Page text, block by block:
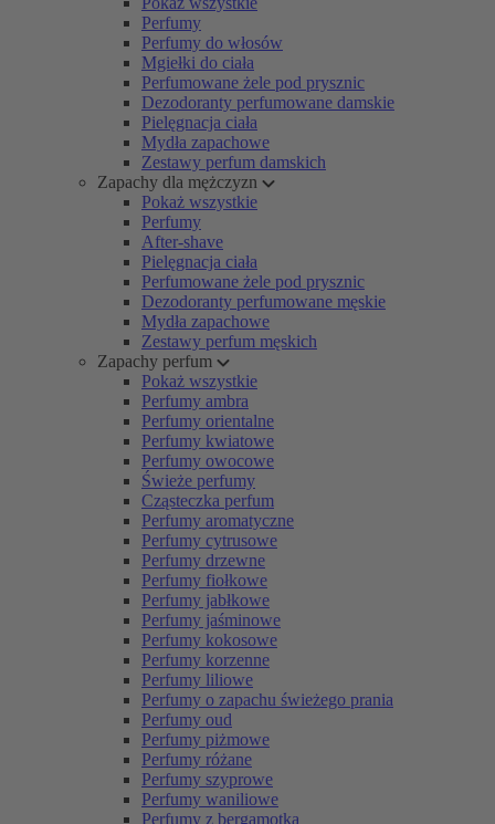
Perfumy
Perfumy do włosów
Mgiełki do ciała
Perfumowane żele pod prysznic
Dezodoranty perfumowane damskie
Pielęgnacja ciała
Mydła zapachowe
Zestawy perfum damskich
Zapachy dla mężczyzn
Pokaż wszystkie
Perfumy
After-shave
Pielęgnacja ciała
Perfumowane żele pod prysznic
Dezodoranty perfumowane męskie
Mydła zapachowe
Zestawy perfum męskich
Zapachy perfum
Pokaż wszystkie
Perfumy ambra
Perfumy orientalne
Perfumy kwiatowe
Perfumy owocowe
Świeże perfumy
Cząsteczka perfum
Perfumy aromatyczne
Perfumy cytrusowe
Perfumy drzewne
Perfumy fiołkowe
Perfumy jabłkowe
Perfumy jaśminowe
Perfumy kokosowe
Perfumy korzenne
Perfumy liliowe
Perfumy o zapachu świeżego prania
Perfumy oud
Perfumy piżmowe
Perfumy różane
Perfumy szyprowe
Perfumy waniliowe
Perfumy z bergamotką